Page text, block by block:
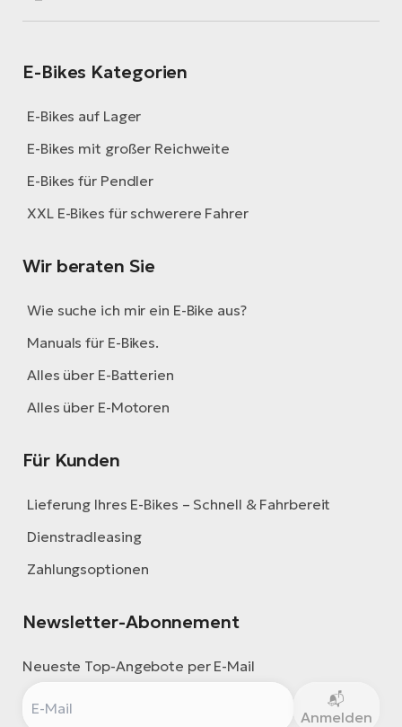
E-Bikes Kategorien
E-Bikes auf Lager
E-Bikes mit großer Reichweite
E-Bikes für Pendler
XXL E-Bikes für schwerere Fahrer
Wir beraten Sie
Wie suche ich mir ein E-Bike aus?
Manuals für E-Bikes.
Alles über E-Batterien
Alles über E-Motoren
Für Kunden
Lieferung Ihres E-Bikes – Schnell & Fahrbereit
Dienstradleasing
Zahlungsoptionen
Newsletter-Abonnement
Neueste Top-Angebote per E-Mail
Anmelden